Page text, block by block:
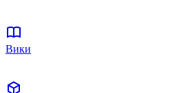
Вики